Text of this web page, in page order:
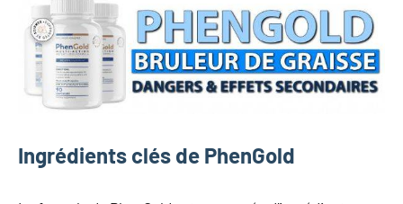
Ingrédients clés de PhenGold